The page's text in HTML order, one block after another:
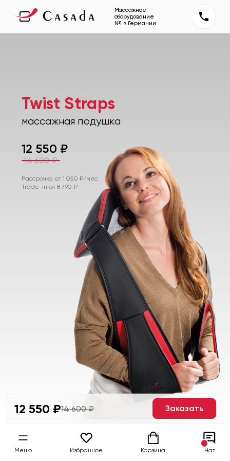
Массажное
оборудование
№1 в Германии
Twist Straps
массажная подушка
12 550 ₽
14 600₽
Рассрочка от1 050 ₽/мес
Trade-in от 8 790 ₽
12 550 ₽14 600 ₽ Заказать
Меню Избранное Корзина Чат